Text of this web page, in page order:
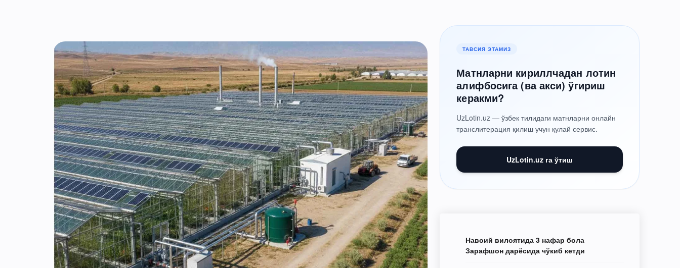
ТАВСИЯ ЭТАМИЗ
Матнларни кириллчадан лотин
алифбосига (ва акси) ўгириш
керакми?
UzLotin.uz — ўзбек тилидаги матнларни онлайн
транслитерация қилиш учун қулай сервис.
UzLotin.uz га ўтиш
Навоий вилоятида 3 нафар бола
Зарафшон дарёсида чўкиб кетди